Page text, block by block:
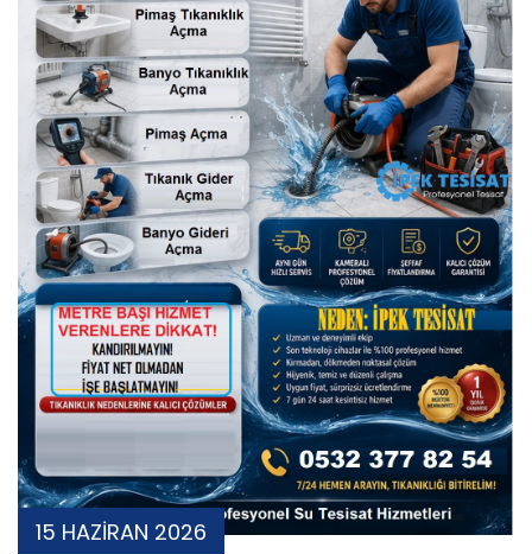
15 HAZİRAN 2026